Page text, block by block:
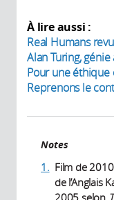
À lire aussi :
Real Humans
Alan Turing,
Pour une
Reprenons le
Notes
1. Film de
de l’Anglais